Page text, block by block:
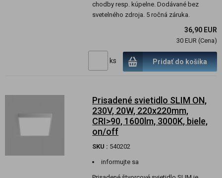
chodby resp. kúpelne. Dodávané bez
svetelného zdroja. 5 ročná záruka.
36,90 EUR
30 EUR (Cena)
ks Pridať do košíka
Prisadené svietidlo SLIM ON,
230V, 20W, 220x220mm,
CRI>90, 1600lm, 3000K, biele,
on/off
SKU : 540202
informujte sa